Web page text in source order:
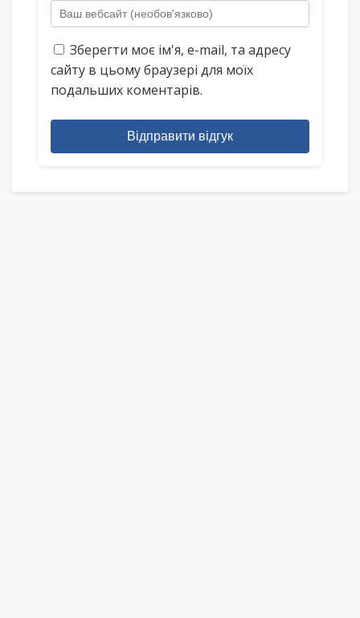
Зберегти моє ім'я, e-mail, та адресу
сайту в цьому браузері для моїх
подальших коментарів.
Відправити відгук